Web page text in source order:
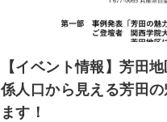
【イベント情報】芳田
係人口から見える芳田
ます！